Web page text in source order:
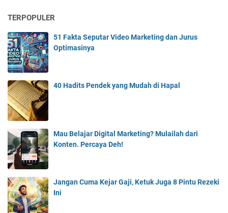
TERPOPULER
51 Fakta Seputar Video Marketing dan Jurus
Optimasinya
40 Hadits Pendek yang Mudah di Hapal
Mau Belajar Digital Marketing? Mulailah dari
Konten. Percaya Deh!
Jangan Cuma Kejar Gaji, Ketuk Juga 8 Pintu Rezeki
Ini